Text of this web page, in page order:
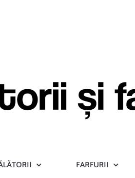
FARFURII